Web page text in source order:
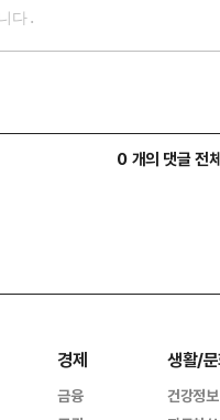
0 개의 댓글 전
경제
금융
생활/
건강정보